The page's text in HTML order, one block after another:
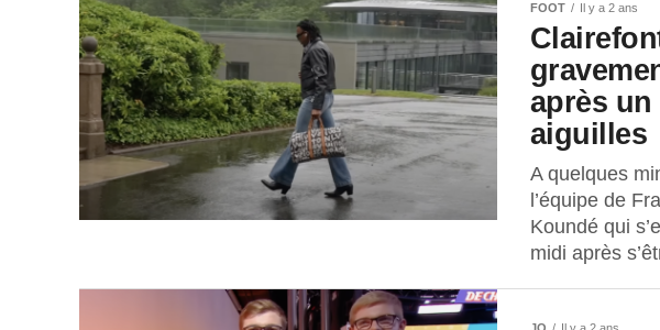
FOOT Il y a 2 ans
après
aiguilles
A quelques
l’équipe de
Koundé qui
midi après